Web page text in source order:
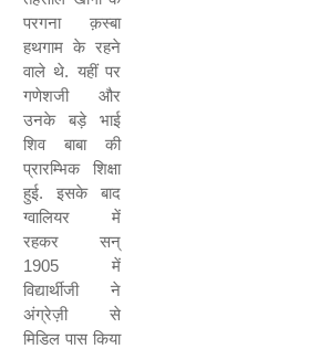
परगना क़स्बा
हथगाम के रहने
वाले थे. यहीं पर
गणेशजी और
उनके बड़े भाई
शिव बाबा की
प्रारम्भिक शिक्षा
हुई. इसके बाद
ग्वालियर में
रहकर सन्
1905 में
विद्यार्थीजी ने
अंग्रेज़ी से
मिडिल पास किया